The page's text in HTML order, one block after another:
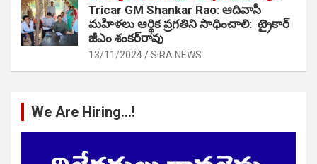
Tricar GM Shankar Rao: ఆదివాసీ
మహిళలు ఆర్థిక ప్రగతిని సాధించాలి: ట్రైకార్
జీఎం శంకర్‌రావు
13/11/2024 SIRA NEWS
We Are Hiring…!